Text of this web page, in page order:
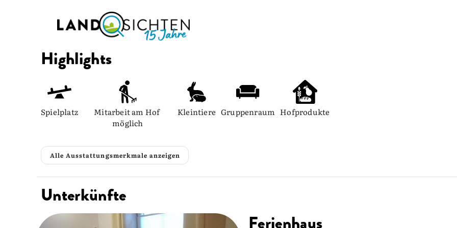
Highlights
Spielplatz
Mitarbeit am Hof
möglich
Kleintiere Gruppenraum Hofprodukte
Alle Ausstattungsmerkmale anzeigen
Unterkünfte
Ferienhaus